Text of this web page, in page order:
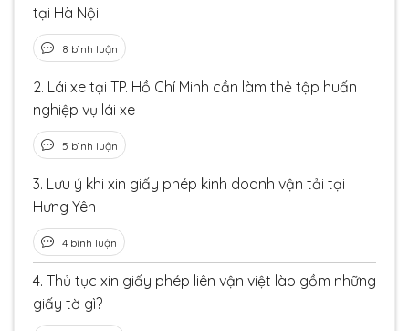
tại Hà Nội
8 bình luận
2. Lái xe tại TP. Hồ Chí Minh cần làm thẻ tập huấn
nghiệp vụ lái xe
5 bình luận
3. Lưu ý khi xin giấy phép kinh doanh vận tải tại
Hưng Yên
4 bình luận
4. Thủ tục xin giấy phép liên vận việt lào gồm những
giấy tờ gì?